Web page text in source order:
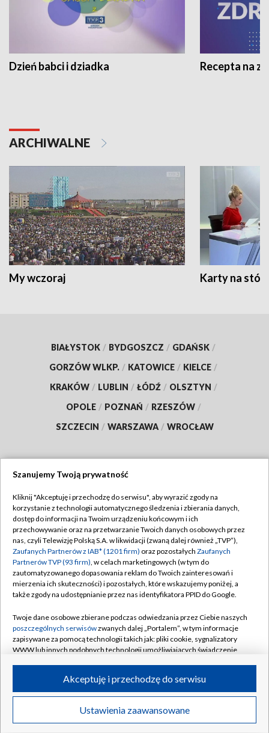
Dzień babci i dziadka Recepta na
ARCHIWALNE
My wczoraj Karty na
BIAŁYSTOK / BYDGOSZCZ / GDAŃSK /
GORZÓW WLKP. / KATOWICE / KIELCE /
KRAKÓW / LUBLIN / ŁÓDŹ / OLSZTYN /
OPOLE / POZNAŃ / RZESZÓW /
SZCZECIN / WARSZAWA / WROCŁAW
TVP
Abonament TVP
Emisja w TVP
Centrum informacji TVP
Naziemna Telewizja Cyfrowa
Rada Programowa
System NOS
Informacje o nadawcy
Program dla prasy
Ogłoszenie przetargowe
Regulamin TVP
Polityka prywatności
Moje zgody
Pomoc
Kontakt
Kanały
©2026 Telewizja Polska S.A. w likwidacji
Szanujemy Twoją prywatność
Kliknij "Akceptuję i przechodzę do serwisu", aby wyrazić zgody na
korzystanie z technologii automatycznego śledzenia i zbierania danych,
dostęp do informacji na Twoim urządzeniu końcowym i ich
przechowywanie oraz na przetwarzanie Twoich danych osobowych przez
nas, czyli Telewizję Polską S.A. w likwidacji (zwaną dalej również „TVP”),
Zaufanych Partnerów z IAB* (1201 firm) oraz pozostałych Zaufanych
Partnerów TVP (93 firm), w celach marketingowych (w tym do
zautomatyzowanego dopasowania reklam do Twoich zainteresowań i
mierzenia ich skuteczności) i pozostałych, które wskazujemy poniżej, a
także zgody na udostępnianie przez nas identyfikatora PPID do Google.
Twoje dane osobowe zbierane podczas odwiedzania przez Ciebie naszych
poszczególnych serwisówzwanych dalej „Portalem”, w tym informacje
zapisywane za pomocą technologii takich jak: pliki cookie, sygnalizatory
WWW lub innych podobnych technologii umożliwiających świadczenie
ruchu w Internecie.
Twoje dane osobowe zbierane podczas odwiedzania przez Ciebie
poszczególnych serwisówna Portalu, takie jak adresy IP, identyfikatory
Ustawienia zaawansowane
Akceptuję i przechodzę do serwisu